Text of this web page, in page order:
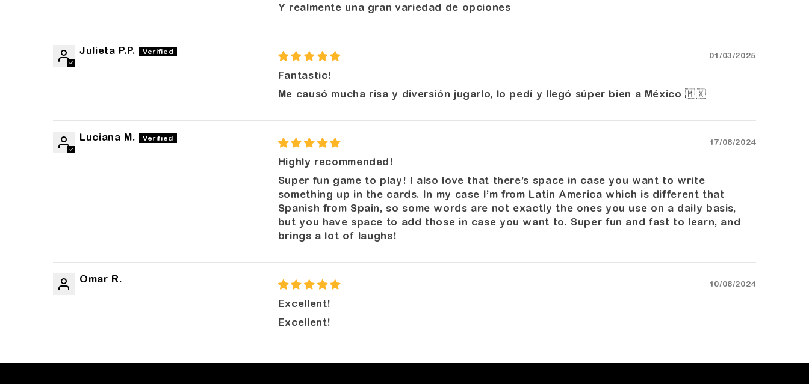
Y realmente una gran variedad de opciones
Julieta P.P. 01/03/2025
Fantastic!
Me causó mucha risa y diversión jugarlo, lo pedí y llegó súper bien a México 🇲🇽
Luciana M. 17/08/2024
Highly recommended!
Super fun game to play! I also love that there’s space in case you want to write
something up in the cards. In my case I’m from Latin America which is different that
Spanish from Spain, so some words are not exactly the ones you use on a daily basis,
but you have space to add those in case you want to. Super fun and fast to learn, and
brings a lot of laughs!
Omar R. 10/08/2024
Excellent!
Excellent!